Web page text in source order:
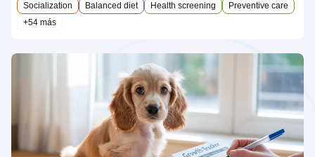
Socialization Balanced diet Health screening
Preventive care
+54 más